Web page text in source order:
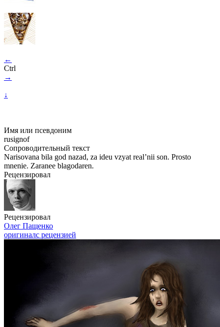
←
Ctrl
→
↓
Имя или псевдоним
rusignof
Сопроводительный текст
Narisovana bila god nazad, za ideu vzyat real’nii son. Prosto
mnenie. Zaranee blagodaren.
Рецензировал
Рецензировал
Олег Пащенко
оригиналс рецензией